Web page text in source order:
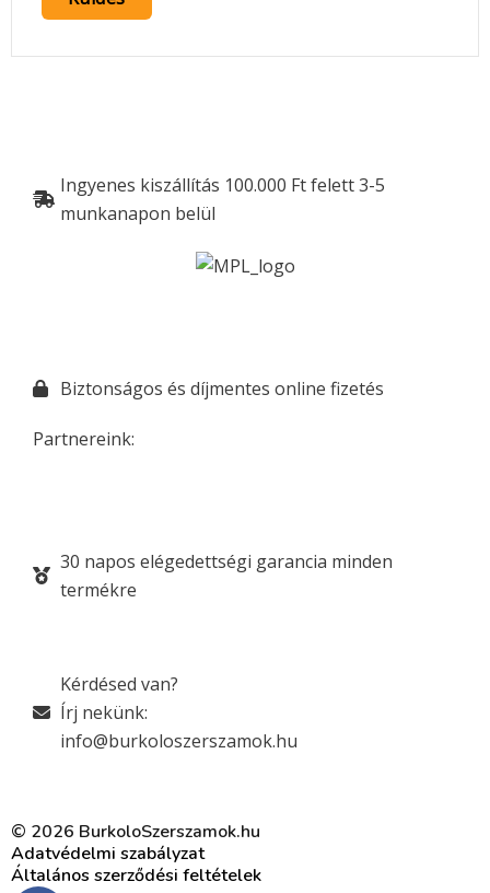
Ingyenes kiszállítás 100.000 Ft felett 3-5
munkanapon belül
Biztonságos és díjmentes online fizetés
Partnereink:
30 napos elégedettségi garancia minden
termékre
Kérdésed van?
Írj nekünk:
info@burkoloszerszamok.hu
© 2026 BurkoloSzerszamok.hu
Adatvédelmi szabályzat
Általános szerződési feltételek